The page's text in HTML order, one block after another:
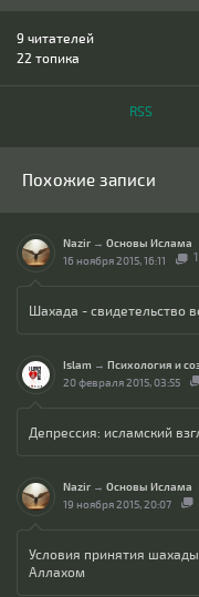
9 читателей
22 топика
RSS
Похожие записи
Nazir → Основы Ислама
16 ноября 2015, 16:11
1
Шахада - свидетельство
Islam → Психология и
20 февраля 2015, 03:55
Депрессия: исламский
Nazir → Основы Ислама
19 ноября 2015, 20:07
Условия принятия шахады
Аллахом